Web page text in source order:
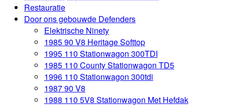
Restauratie
Door ons gebouwde Defenders
Elektrische Ninety
1985 90 V8 Heritage Softtop
1995 110 Stationwagon 300TDI
1985 110 County Stationwagon TD5
1996 110 Stationwagon 300tdi
1987 90 V8
1988 110 5V8 Stationwagon Met Hefdak